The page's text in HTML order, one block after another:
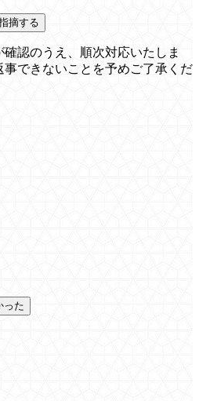
摘する
認のうえ、順次対応いたしま
できないことを予めご了承くだ
った